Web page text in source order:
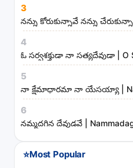
,
a
r
t
t
s
d
3
నన్ను కోరుకున్నావే నన్ను
4
ఓ సర్వశక్తుడా నా సత్యదేవుడా | O
5
నా క్షేమాధారమా నా యేసయ్యా | Naa
6
నమ్మదగిన దేవుడవే |
⭐Most Popular